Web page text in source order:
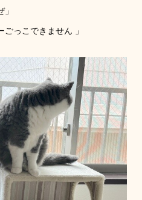
っこできません 」